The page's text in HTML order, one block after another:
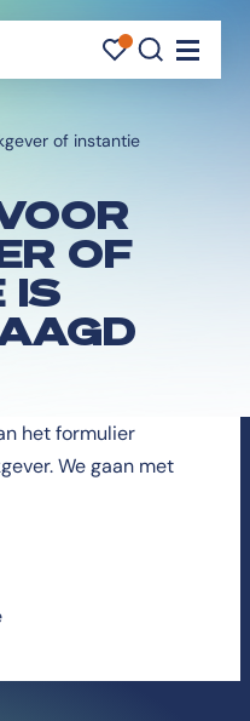
of instantie
OF
IS
het formulier
We gaan met